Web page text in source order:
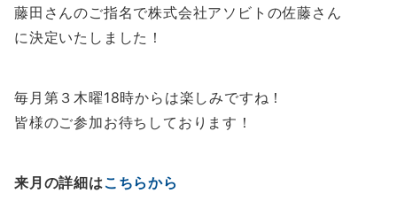
藤田さんのご指名で株式会社アソビトの佐藤さん
に決定いたしました！
毎月第３木曜18時からは楽しみですね！
皆様のご参加お待ちしております！
来月の詳細はこちらから